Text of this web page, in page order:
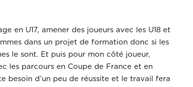
en U17, amener des joueurs avec les U18 et
dans un projet de formation donc si les
le sont. Et puis pour mon côté joueur,
les parcours en Coupe de France et en
besoin d’un peu de réussite et le travail fera